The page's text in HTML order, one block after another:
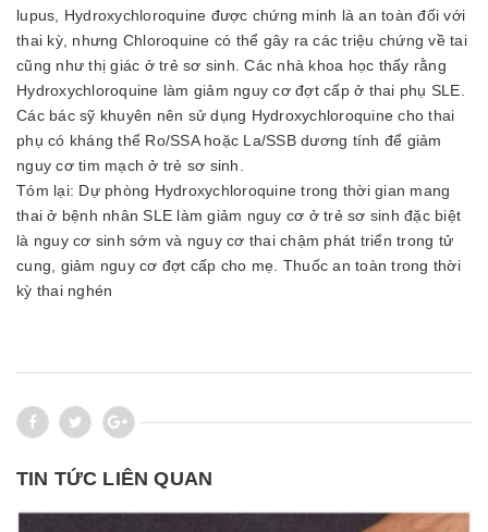
lupus, Hydroxychloroquine được chứng minh là an toàn đối với
thai kỳ, nhưng Chloroquine có thể gây ra các triệu chứng về tai
cũng như thị giác ở trẻ sơ sinh. Các nhà khoa học thấy rằng
Hydroxychloroquine làm giảm nguy cơ đợt cấp ở thai phụ SLE.
Các bác sỹ khuyên nên sử dụng Hydroxychloroquine cho thai
phụ có kháng thể Ro/SSA hoặc La/SSB dương tính để giảm
nguy cơ tim mạch ở trẻ sơ sinh.
Tóm lại: Dự phòng Hydroxychloroquine trong thời gian mang
thai ở bệnh nhân SLE làm giảm nguy cơ ở trẻ sơ sinh đặc biệt
là nguy cơ sinh sớm và nguy cơ thai chậm phát triển trong tử
cung, giảm nguy cơ đợt cấp cho mẹ. Thuốc an toàn trong thời
kỳ thai nghén
TIN TỨC LIÊN QUAN